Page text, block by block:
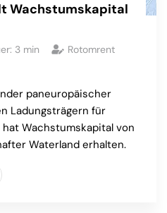
Wachstumskapital
3 min
Rotomrent
paneuropäischer
Ladungsträgern für
Wachstumskapital von
Waterland erhalten.